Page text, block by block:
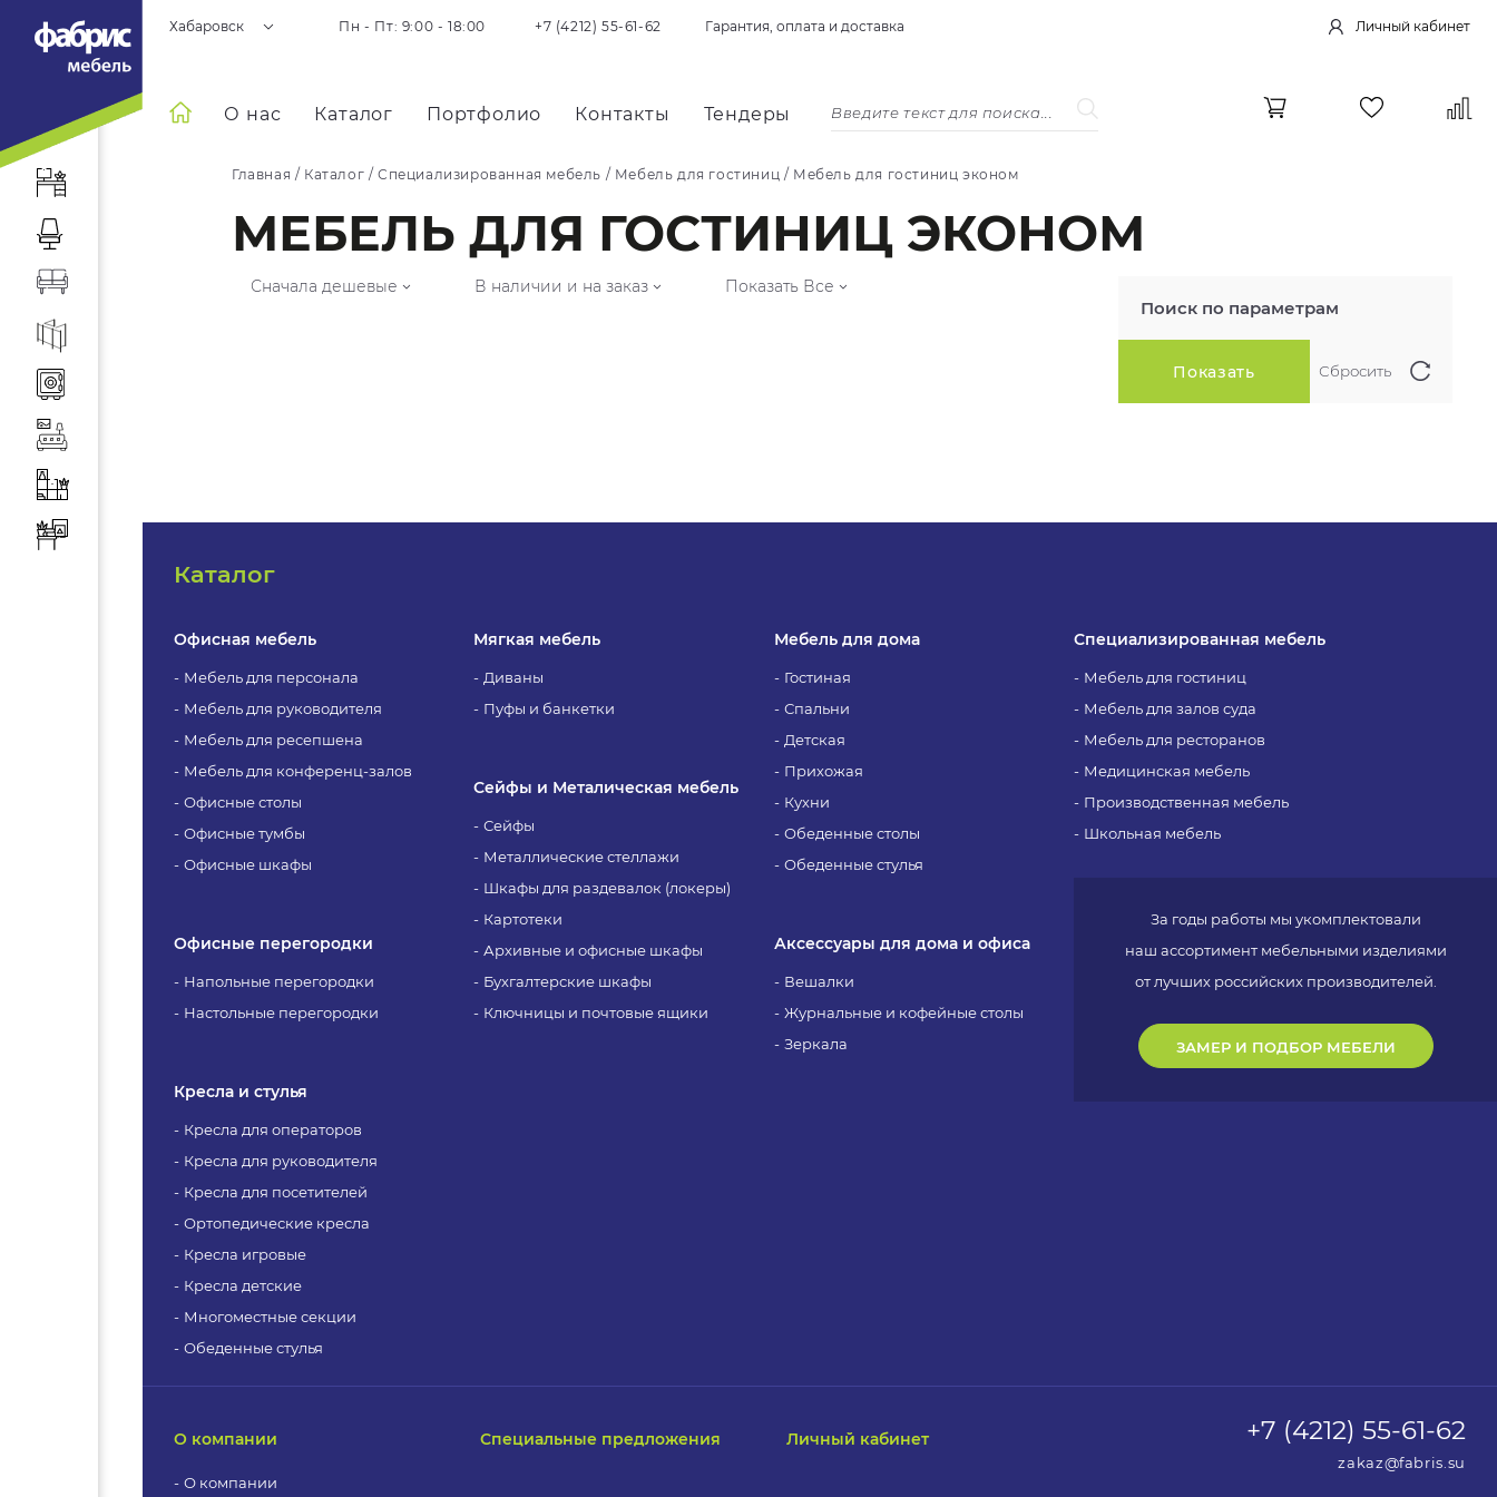
Хабаровск Пн - Пт: 9:00 - 18:00 +7 (4212) 55-61-62 Гарантия, оплата и доставка Личный кабинет
О нас Каталог Портфолио Контакты Тендеры
Главная / Каталог /Специализированная мебель / Мебель для гостиниц / Мебель для гостиниц эконом
МЕБЕЛЬ ДЛЯ ГОСТИНИЦ ЭКОНОМ
Поиск по параметрам
Сначала дешевые В наличии и на заказ Показать Все
Каталог
Офисная мебель
Мебель для персонала
Мебель для руководителя
Мебель для ресепшена
Мебель для конференц-залов
Офисные столы
Офисные тумбы
Офисные шкафы
Офисные перегородки
Напольные перегородки
Настольные перегородки
Кресла и стулья
Кресла для операторов
Кресла для руководителя
Кресла для посетителей
Ортопедические кресла
Кресла игровые
Кресла детские
Многоместные секции
Обеденные стулья
Мягкая мебель
Диваны
Пуфы и банкетки
Сейфы и Металическая мебель
Сейфы
Металлические стеллажи
Шкафы для раздевалок (локеры)
Картотеки
Архивные и офисные шкафы
Бухгалтерские шкафы
Ключницы и почтовые ящики
Мебель для дома
Гостиная
Спальни
Детская
Прихожая
Кухни
Обеденные столы
Обеденные стулья
Аксессуары для дома и офиса
Вешалки
Журнальные и кофейные столы
Зеркала
Специализированная мебель
Мебель для гостиниц
Мебель для залов суда
Мебель для ресторанов
Медицинская мебель
Производственная мебель
Школьная мебель
За годы работы мы укомплектовали
наш ассортимент мебельными изделиями
от лучших российских производителей.
ЗАМЕР И ПОДБОР МЕБЕЛИ
О компании
О компании
Специальные предложения Личный кабинет +7 (4212) 55-61-62
zakaz@fabris.su